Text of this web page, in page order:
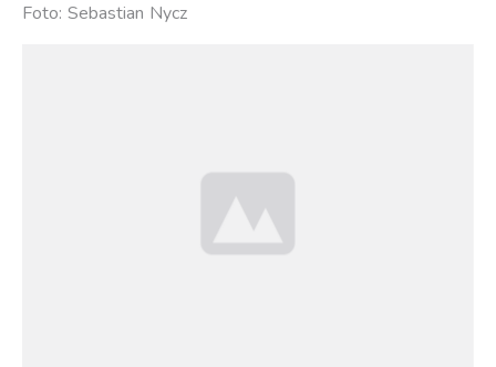
Foto: Sebastian Nycz